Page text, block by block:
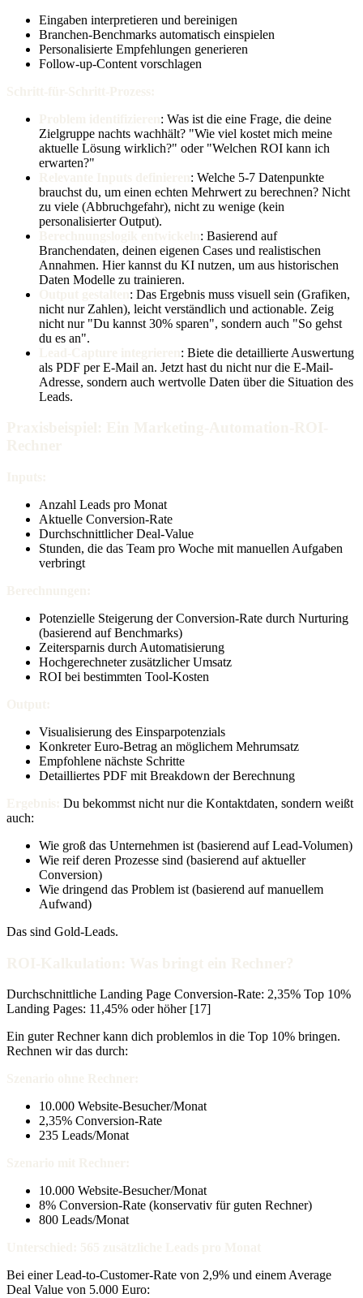
Eingaben interpretieren und bereinigen
Branchen-Benchmarks automatisch einspielen
Personalisierte Empfehlungen generieren
Follow-up-Content vorschlagen
: Was ist die eine Frage, die deine
Zielgruppe nachts wachhält? "Wie viel kostet mich meine
aktuelle Lösung wirklich?" oder "Welchen ROI kann ich
erwarten?"
: Welche 5-7 Datenpunkte
brauchst du, um einen echten Mehrwert zu berechnen? Nicht
zu viele (Abbruchgefahr), nicht zu wenige (kein
personalisierter Output).
: Basierend auf
Branchendaten, deinen eigenen Cases und realistischen
Annahmen. Hier kannst du KI nutzen, um aus historischen
Daten Modelle zu trainieren.
: Das Ergebnis muss visuell sein (Grafiken,
nicht nur Zahlen), leicht verständlich und actionable. Zeig
nicht nur "Du kannst 30% sparen", sondern auch "So gehst
du es an".
: Biete die detaillierte Auswertung
als PDF per E-Mail an. Jetzt hast du nicht nur die E-Mail-
Adresse, sondern auch wertvolle Daten über die Situation des
Leads.
Anzahl Leads pro Monat
Aktuelle Conversion-Rate
Durchschnittlicher Deal-Value
Stunden, die das Team pro Woche mit manuellen Aufgaben
verbringt
Potenzielle Steigerung der Conversion-Rate durch Nurturing
(basierend auf Benchmarks)
Zeitersparnis durch Automatisierung
Hochgerechneter zusätzlicher Umsatz
ROI bei bestimmten Tool-Kosten
Visualisierung des Einsparpotenzials
Konkreter Euro-Betrag an möglichem Mehrumsatz
Empfohlene nächste Schritte
Detailliertes PDF mit Breakdown der Berechnung
Du bekommst nicht nur die Kontaktdaten, sondern weißt
auch:
Wie groß das Unternehmen ist (basierend auf Lead-Volumen)
Wie reif deren Prozesse sind (basierend auf aktueller
Conversion)
Wie dringend das Problem ist (basierend auf manuellem
Aufwand)
Das sind Gold-Leads.
Durchschnittliche Landing Page Conversion-Rate: 2,35% Top 10%
Landing Pages: 11,45% oder höher [17]
Ein guter Rechner kann dich problemlos in die Top 10% bringen.
Rechnen wir das durch:
10.000 Website-Besucher/Monat
2,35% Conversion-Rate
235 Leads/Monat
10.000 Website-Besucher/Monat
8% Conversion-Rate (konservativ für guten Rechner)
800 Leads/Monat
Bei einer Lead-to-Customer-Rate von 2,9% und einem Average
Deal Value von 5.000 Euro: